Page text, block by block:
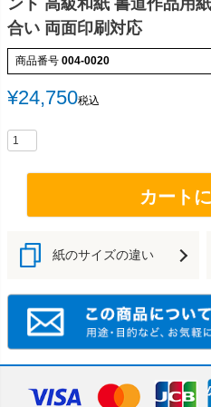
合い 両面印刷対応
商品番号 004-0020
¥24,750税込
カート
紙のサイズの違い